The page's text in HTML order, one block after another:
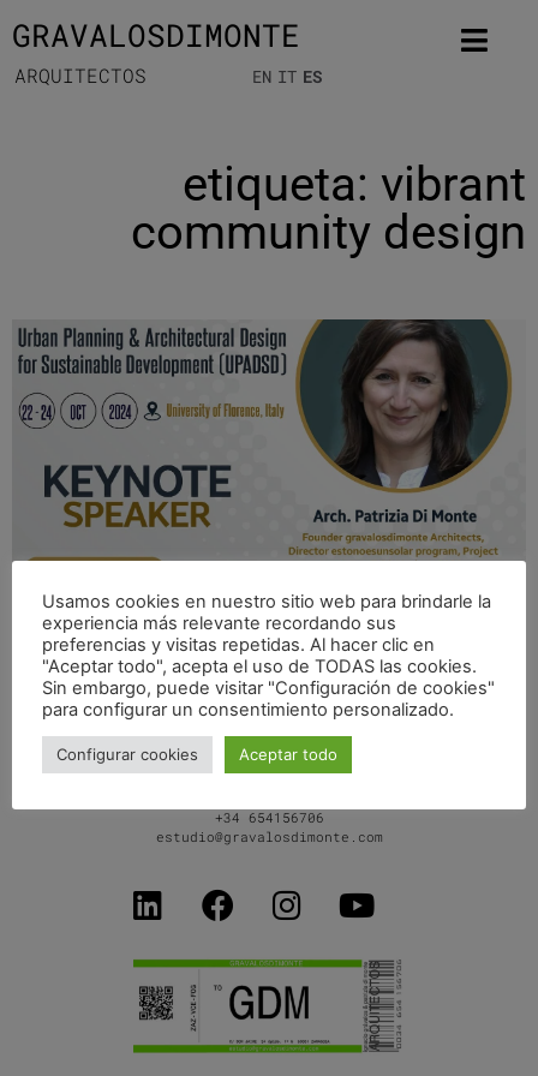
GRAVALOSDIMONTE
ARQUITECTOS EN IT ES
etiqueta: vibrant
community design
KEYNOTE SPEAKER «URBAN PLANNING & ARCHITECTURAL
DESIGN FOR SUSTAINABLE DEVELOPMENT»
INTERNATIONAL CONFERENCE
C/ Don Jaime I, 34 dpdo-1ºB
+34 654156706
estudio@gravalosdimonte.com
Usamos cookies en nuestro sitio web para brindarle la
experiencia más relevante recordando sus
preferencias y visitas repetidas. Al hacer clic en
"Aceptar todo", acepta el uso de TODAS las cookies.
Sin embargo, puede visitar "Configuración de cookies"
para configurar un consentimiento personalizado.
Configurar cookies Aceptar todo